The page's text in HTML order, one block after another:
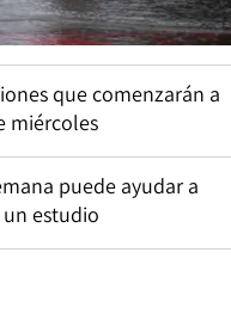
que comenzarán a
miércoles
puede ayudar a
estudio